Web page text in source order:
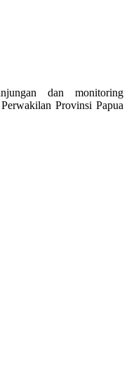
dan monitoring
Provinsi Papua